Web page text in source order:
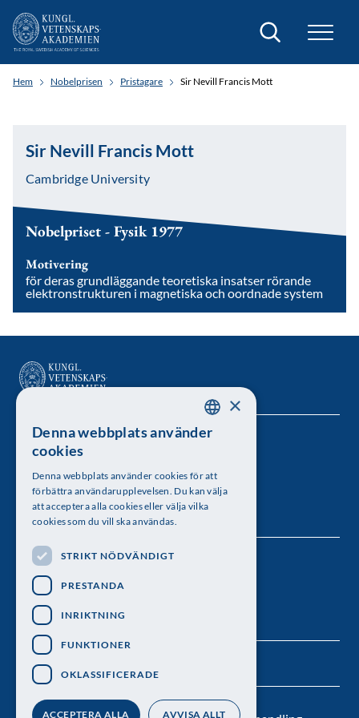
Sök
Hem Nobelprisen Pristagare Sir Nevill Francis Mott
Sir Nevill Francis Mott
Cambridge University
Nobelpriset - Fysik 1977
Motivering
för deras grundläggande teoretiska insatser rörande
elektronstrukturen i magnetiska och oordnade system
Kungl. Vetenskapsakademien
Besöksadress: Lilla Frescativägen 4A
Telefon: 08-673 95 00
Följ oss
SWEDISH
×
Denna webbplats använder
cookies
Denna webbplats använder cookies för att
förbättra användarupplevelsen. Du kan välja
att acceptera alla cookies eller välja vilka
cookies som du vill ska användas.
STRIKT NÖDVÄNDIGT
PRESTANDA
INRIKTNING
FUNKTIONER
OKLASSIFICERADE
ACCEPTERA ALLA AVVISA ALLT